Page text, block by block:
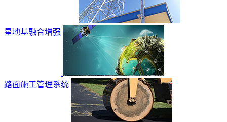
星地基融合增强
路面施工管理系统